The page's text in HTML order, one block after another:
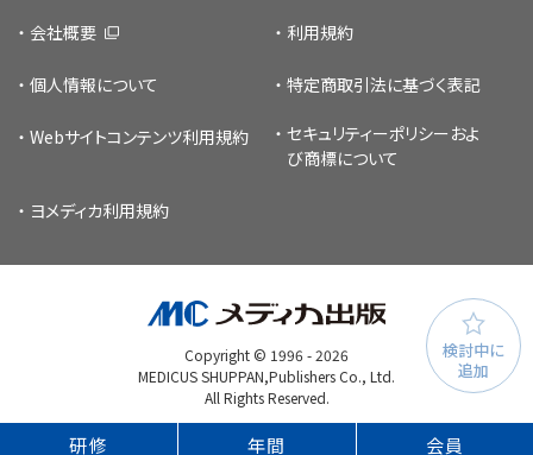
検討中に
追加
会社概要 利用規約
個人情報について 特定商取引法に基づく表記
Webサイトコンテンツ利用規約 セキュリティーポリシー およ
び商標について
ヨメディカ利用規約
Copyright © 1996 -2026
MEDICUS SHUPPAN,Publishers Co., Ltd.
All Rights Reserved.
研修 年間 会員